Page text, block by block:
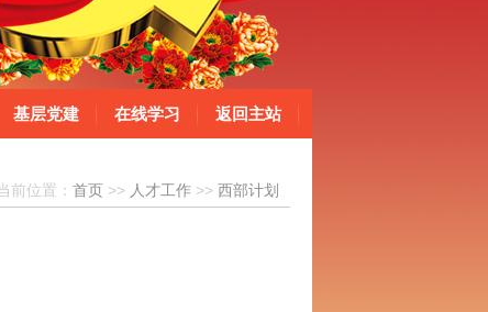
基层党建 在线学习 返回主站
前位置： 首页 >> 人才工作 >> 西部计划